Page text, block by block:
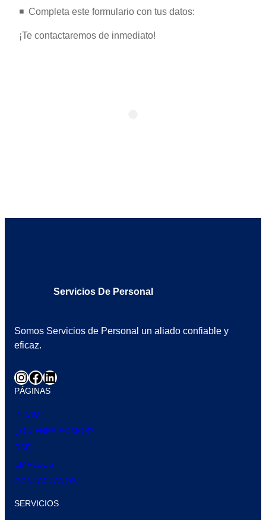
◾️ ️ Completa este formulario con tus datos:
¡Te contactaremos de inmediato!
Servicios De Personal
Somos Servicios de Personal un aliado confiable y
eficaz.
PÁGINAS
INICIO
¿QUIÉNES SOMOS?
RSE
EMPLEOS
CONTACTANOS
SERVICIOS